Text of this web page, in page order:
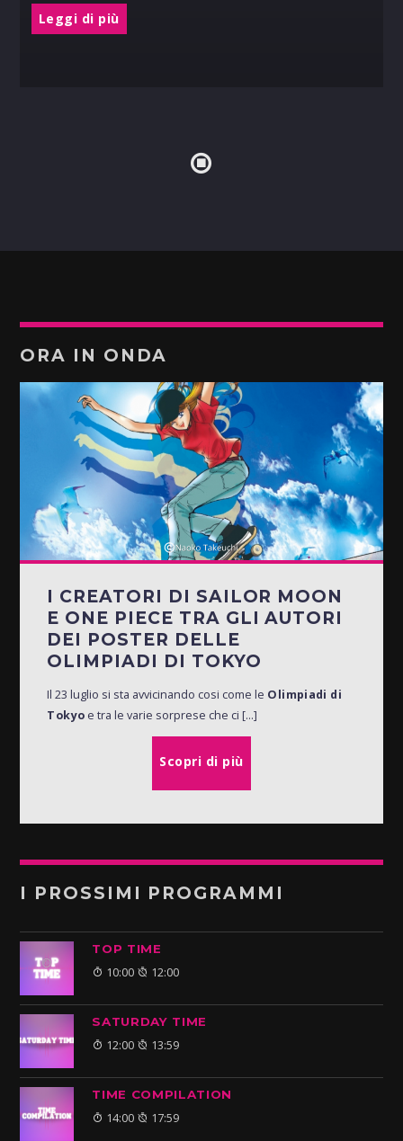
Leggi di più
ORA IN ONDA
I CREATORI DI SAILOR MOON
E ONE PIECE TRA GLI AUTORI
DEI POSTER DELLE
OLIMPIADI DI TOKYO
Il 23 luglio si sta avvicinando cosi come le Olimpiadi di
Tokyo e tra le varie sorprese che ci [...]
Scopri di più
I PROSSIMI PROGRAMMI
TOP TIME
10:00 12:00
SATURDAY TIME
12:00 13:59
TIME COMPILATION
14:00 17:59